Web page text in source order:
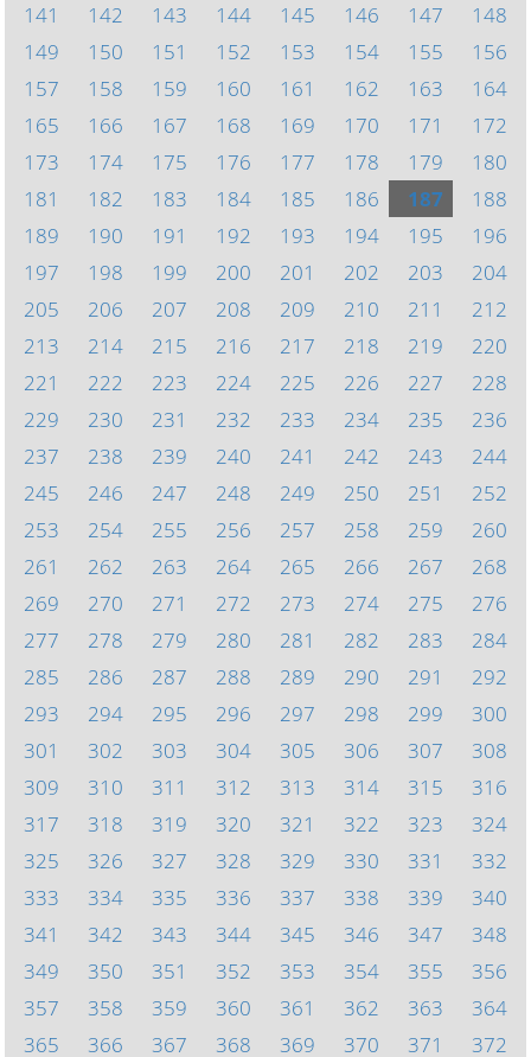
141
142 143 144 145 146 147
148
149
150 151 152 153 154 155
156
157
158 159 160 161 162 163
164
165
166 167 168 169 170 171
172
173
174 175 176 177 178 179
180
181
182 183 184 185 186 187
188
189
190 191 192 193 194 195
196
197
198 199 200 201 202 203
204
205
206 207 208 209 210 211
212
213
214 215 216 217 218 219
220
221
222 223 224 225 226 227
228
229
230 231 232 233 234 235
236
237
238 239 240 241 242 243
244
245
246 247 248 249 250 251
252
253
254 255 256 257 258 259
260
261
262 263 264 265 266 267
268
269
270 271 272 273 274 275
276
277
278 279 280 281 282 283
284
285
286 287 288 289 290 291
292
293
294 295 296 297 298 299
300
301
302 303 304 305 306 307
308
309
310 311 312 313 314 315
316
317
318 319 320 321 322 323
324
325
326 327 328 329 330 331
332
333
334 335 336 337 338 339
340
341
342 343 344 345 346 347
348
349
350 351 352 353 354 355
356
357
358 359 360 361 362 363
364
365
366 367 368 369 370 371 372